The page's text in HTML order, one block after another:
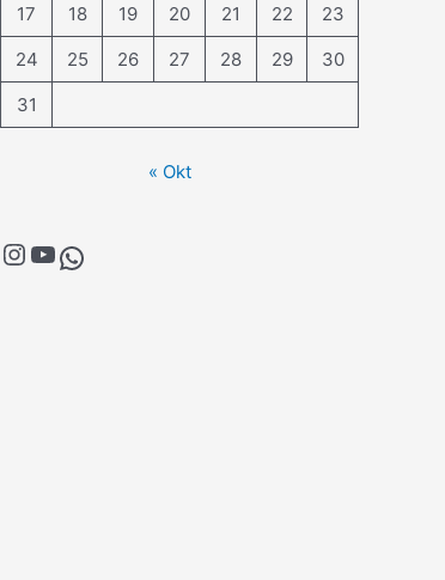
17
18 19 20 21 22
23
24
25 26 27 28 29
30
31
« Okt